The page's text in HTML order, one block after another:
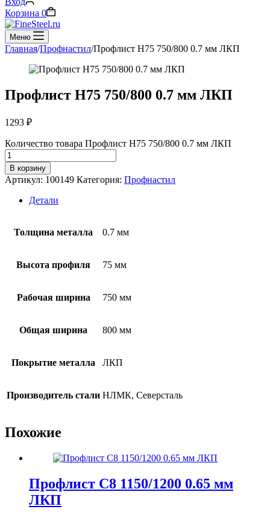
Корзина 0
Меню
Главная/Профнастил/Профлист Н75 750/800 0.7 мм ЛКП
Профлист Н75 750/800 0.7 мм ЛКП
1293 ₽
Количество товара Профлист Н75 750/800 0.7 мм ЛКП
В корзину
Артикул: 100149 Категория: Профнастил
Детали
Толщина металла 0.7 мм
Высота профиля 75 мм
Рабочая ширина 750 мм
Общая ширина 800 мм
Покрытие металла ЛКП
Производитель стали НЛМК, Северсталь
Похожие
Профлист С8 1150/1200 0.65 мм
ЛКП